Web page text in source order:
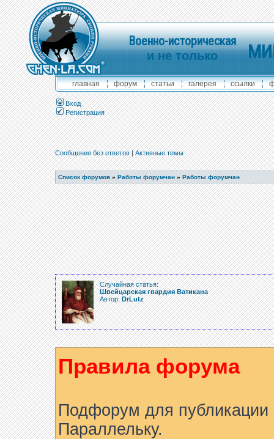
Военно-историческая
и не только
главная форум статьи галерея ссылки
Вход
Регистрация
Сообщения без ответов|Активные темы
Список форумов » Работы форумчан » Работы форумчан
Случайная статья:
Швейцарская гвардия Ватикана
Автор:DrLutz
Правила форума
Подфорум для
Параллельку.